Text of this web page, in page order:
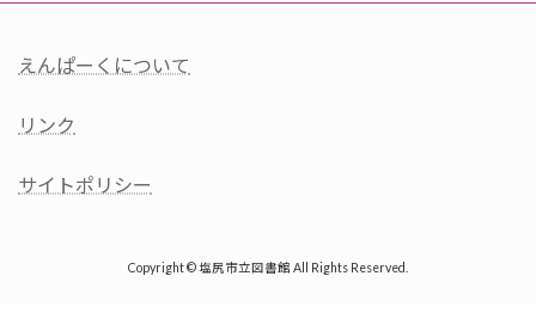
えんぱーくについて
リンク
サイトポリシー
Copyright © 塩尻市立図書館 All Rights Reserved.